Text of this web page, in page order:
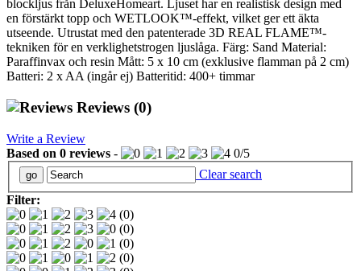
blockljus från DeluxeHomeart. Ljuset har en realistisk design med
en förstärkt topp och WETLOOK™-effekt, vilket ger ett äkta
utseende. Utrustat med den patenterade 3D REAL FLAME™-
tekniken för en verklighetstrogen ljuslåga. Färg: Sand Material:
Paraffinvax och resin Mått: 5 x 10 cm (exklusive flamman på 2 cm)
Batteri: 2 x AA (ingår ej) Batteritid: 400+ timmar
Reviews (0)
Write a Review
Based on 0 reviews - 0/5
Clear search
Filter:
(0)
(0)
(0)
(0)